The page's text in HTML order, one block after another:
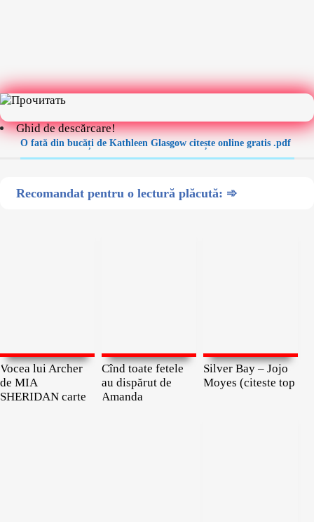
Ghid de descărcare!
O fată din bucăți de Kathleen Glasgow citește online gratis .pdf
Recomandat pentru o lectură plăcută: ➾
Vocea lui Archer
de MIA
SHERIDAN carte
Cînd toate fetele
au dispărut de
Amanda
Silver Bay – Jojo
Moyes (citeste top